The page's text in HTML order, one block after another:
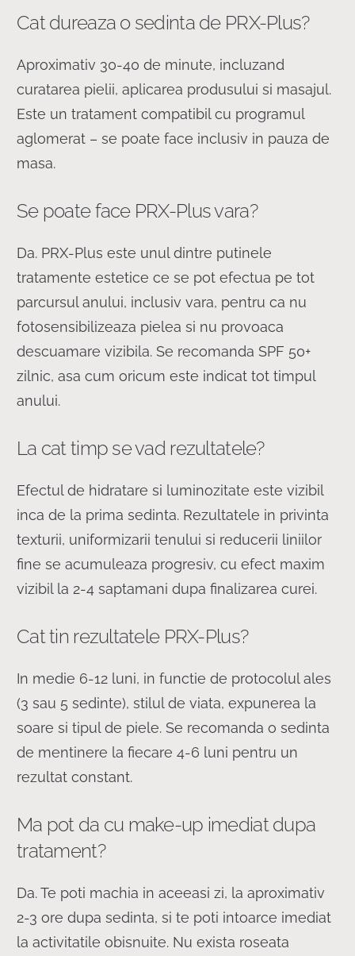
Cat dureaza o sedinta de PRX-Plus?
Aproximativ 30-40 de minute, incluzand
curatarea pielii, aplicarea produsului si masajul.
Este un tratament compatibil cu programul
aglomerat – se poate face inclusiv in pauza de
masa.
Se poate face PRX-Plus vara?
Da. PRX-Plus este unul dintre putinele
tratamente estetice ce se pot efectua pe tot
parcursul anului, inclusiv vara, pentru ca nu
fotosensibilizeaza pielea si nu provoaca
descuamare vizibila. Se recomanda SPF 50+
zilnic, asa cum oricum este indicat tot timpul
anului.
La cat timp se vad rezultatele?
Efectul de hidratare si luminozitate este vizibil
inca de la prima sedinta. Rezultatele in privinta
texturii, uniformizarii tenului si reducerii liniilor
fine se acumuleaza progresiv, cu efect maxim
vizibil la 2-4 saptamani dupa finalizarea curei.
Cat tin rezultatele PRX-Plus?
In medie 6-12 luni, in functie de protocolul ales
(3 sau 5 sedinte), stilul de viata, expunerea la
soare si tipul de piele. Se recomanda o sedinta
de mentinere la fiecare 4-6 luni pentru un
rezultat constant.
Ma pot da cu make-up imediat dupa
tratament?
Da. Te poti machia in aceeasi zi, la aproximativ
2-3 ore dupa sedinta, si te poti intoarce imediat
la activitatile obisnuite. Nu exista roseata